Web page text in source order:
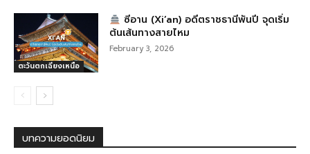
ตะวันตกเฉียงเหนือ
ซีอาน (Xi’an) อดีตราชธานีพันปี จุดเริ่ม
ต้นเส้นทางสายไหม
February 3, 2026
บทความยอดนิยม